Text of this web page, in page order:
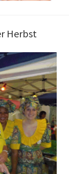
Herbst